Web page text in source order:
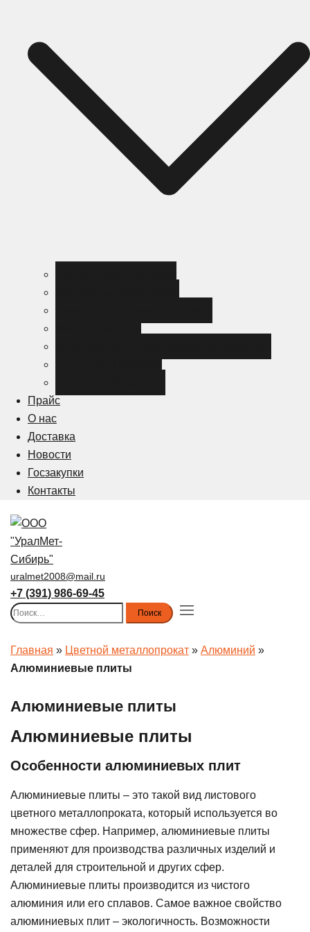
Прайс
О нас
Доставка
Новости
Госзакупки
Контакты
uralmet2008@mail.ru
+7 (391) 986-69-45
Найти:
Главная » Цветной металлопрокат » Алюминий »
Алюминиевые плиты
Алюминиевые плиты
Алюминиевые плиты
Особенности алюминиевых плит
Алюминиевые плиты – это такой вид листового
цветного металлопроката, который используется во
множестве сфер. Например, алюминиевые плиты
применяют для производства различных изделий и
деталей для строительной и других сфер.
Алюминиевые плиты производится из чистого
алюминия или его сплавов. Самое важное свойство
алюминиевых плит – экологичность. Возможности